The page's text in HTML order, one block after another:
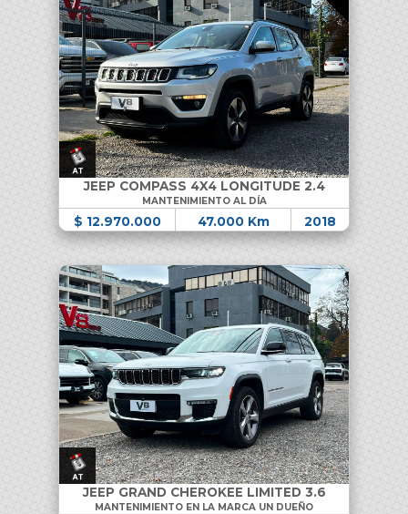
JEEP COMPASS 4X4 LONGITUDE 2.4
MANTENIMIENTO AL DÍA
$ 12.970.000 47.000 Km 2018
JEEP GRAND CHEROKEE LIMITED 3.6
MANTENIMIENTO EN LA MARCA UN DUEÑO